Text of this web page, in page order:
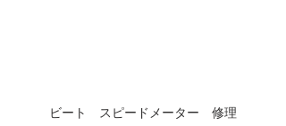
ビート　スピードメーター　修理